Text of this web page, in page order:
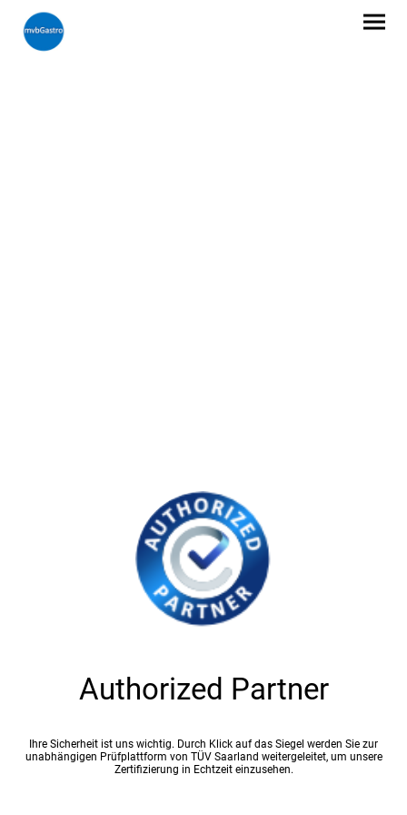
Authorized Partner
Ihre Sicherheit ist uns wichtig. Durch Klick auf das Siegel werden Sie zur
unabhängigen Prüfplattform von TÜV Saarland weitergeleitet, um unsere
Zertifizierung in Echtzeit einzusehen.